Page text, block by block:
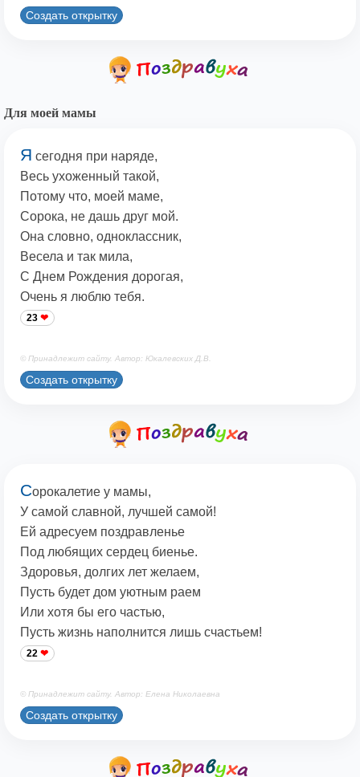
Создать открытку
Для моей мамы
Я сегодня при наряде,
Весь ухоженный такой,
Потому что, моей маме,
Сорока, не дашь друг мой.
Она словно, одноклассник,
Весела и так мила,
С Днем Рождения дорогая,
Очень я люблю тебя.
23
© Принадлежит сайту. Автор: Юкалевских Д.В.
Создать открытку
Сорокалетие у мамы,
У самой славной, лучшей самой!
Ей адресуем поздравленье
Под любящих сердец биенье.
Здоровья, долгих лет желаем,
Пусть будет дом уютным раем
Или хотя бы его частью,
Пусть жизнь наполнится лишь счастьем!
22
© Принадлежит сайту. Автор: Елена Николаевна
Создать открытку